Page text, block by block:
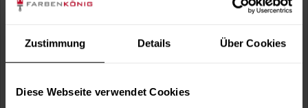
Zustimmung Details Über Cookies
Diese Webseite verwendet Cookies
Borstenbreite: